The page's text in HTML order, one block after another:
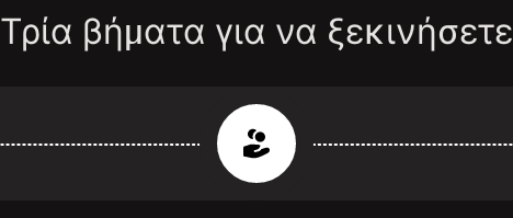
Τρία βήματα για να ξεκινήσετε